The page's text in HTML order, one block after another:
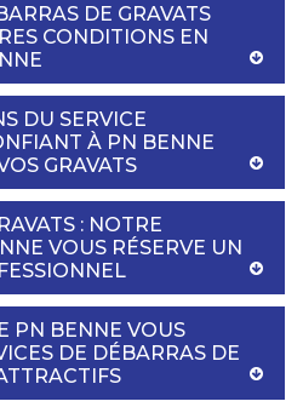
DE GRAVATS
CONDITIONS EN
DU SERVICE
À PN BENNE
GRAVATS
: NOTRE
VOUS RÉSERVE UN
PN BENNE VOUS
DE DÉBARRAS DE